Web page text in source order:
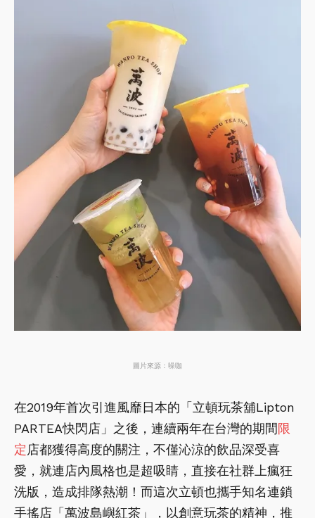
圖片來源：噪咖
在2019年首次引進風靡日本的「立頓玩茶舖Lipton
PARTEA快閃店」之後，連續兩年在台灣的期間限
定店都獲得高度的關注，不僅沁涼的飲品深受喜
愛，就連店內風格也是超吸睛，直接在社群上瘋狂
洗版，造成排隊熱潮！而這次立頓也攜手知名連鎖
手搖店「萬波島嶼紅茶」，以創意玩茶的精神，推